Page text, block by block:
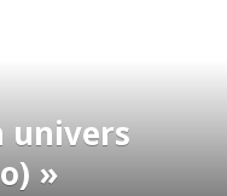
univers
»